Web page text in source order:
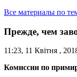
Все материалы по
Прежде, чем
11:23, 11 Квітня ,
Комиссии по